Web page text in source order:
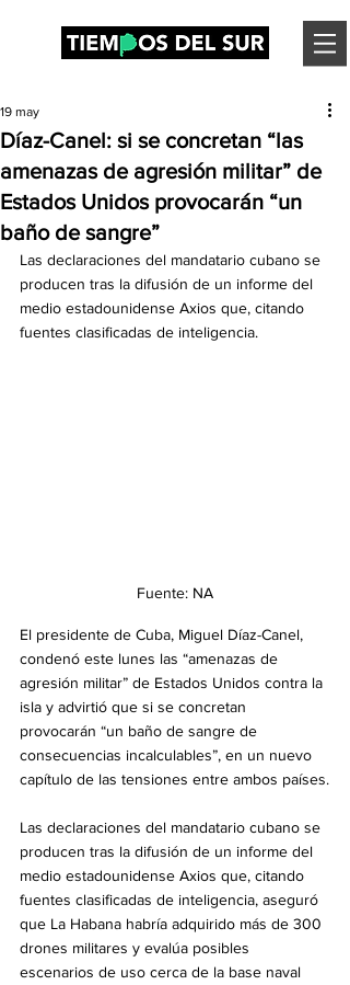
Díaz-Canel: si se concretan “las
amenazas de agresión militar” de
Estados Unidos provocarán “un
baño de sangre”
19 may
Las declaraciones del mandatario cubano se
producen tras la difusión de un informe del
medio estadounidense Axios que, citando
fuentes clasificadas de inteligencia.
Fuente: NA
El presidente de Cuba, Miguel Díaz-Canel,
condenó este lunes las “amenazas de
agresión militar” de Estados Unidos contra la
isla y advirtió que si se concretan
provocarán “un baño de sangre de
consecuencias incalculables”, en un nuevo
capítulo de las tensiones entre ambos países.
Las declaraciones del mandatario cubano se
producen tras la difusión de un informe del
medio estadounidense Axios que, citando
fuentes clasificadas de inteligencia, aseguró
que La Habana habría adquirido más de 300
drones militares y evalúa posibles
escenarios de uso cerca de la base naval